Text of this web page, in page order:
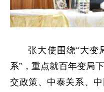
张大使围绕“大变
系”，重点就百年变局
交政策、中泰关系、